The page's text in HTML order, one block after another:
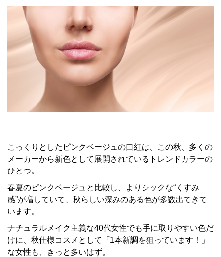
こっくりとしたピンクベージュの口紅は、この秋、多くの
メーカーから新色として展開されているトレンドカラーの
ひとつ。
春夏のピンクベージュと比較し、よりシックな“くすみ
感”が増していて、秋らしい深みのある色が多数出てきて
います。
ナチュラルメイク主義な40代女性でも手に取りやすい色だ
けに、秋仕様コスメとして「1本新調を狙っています！」
な女性も、きっと多いはず。